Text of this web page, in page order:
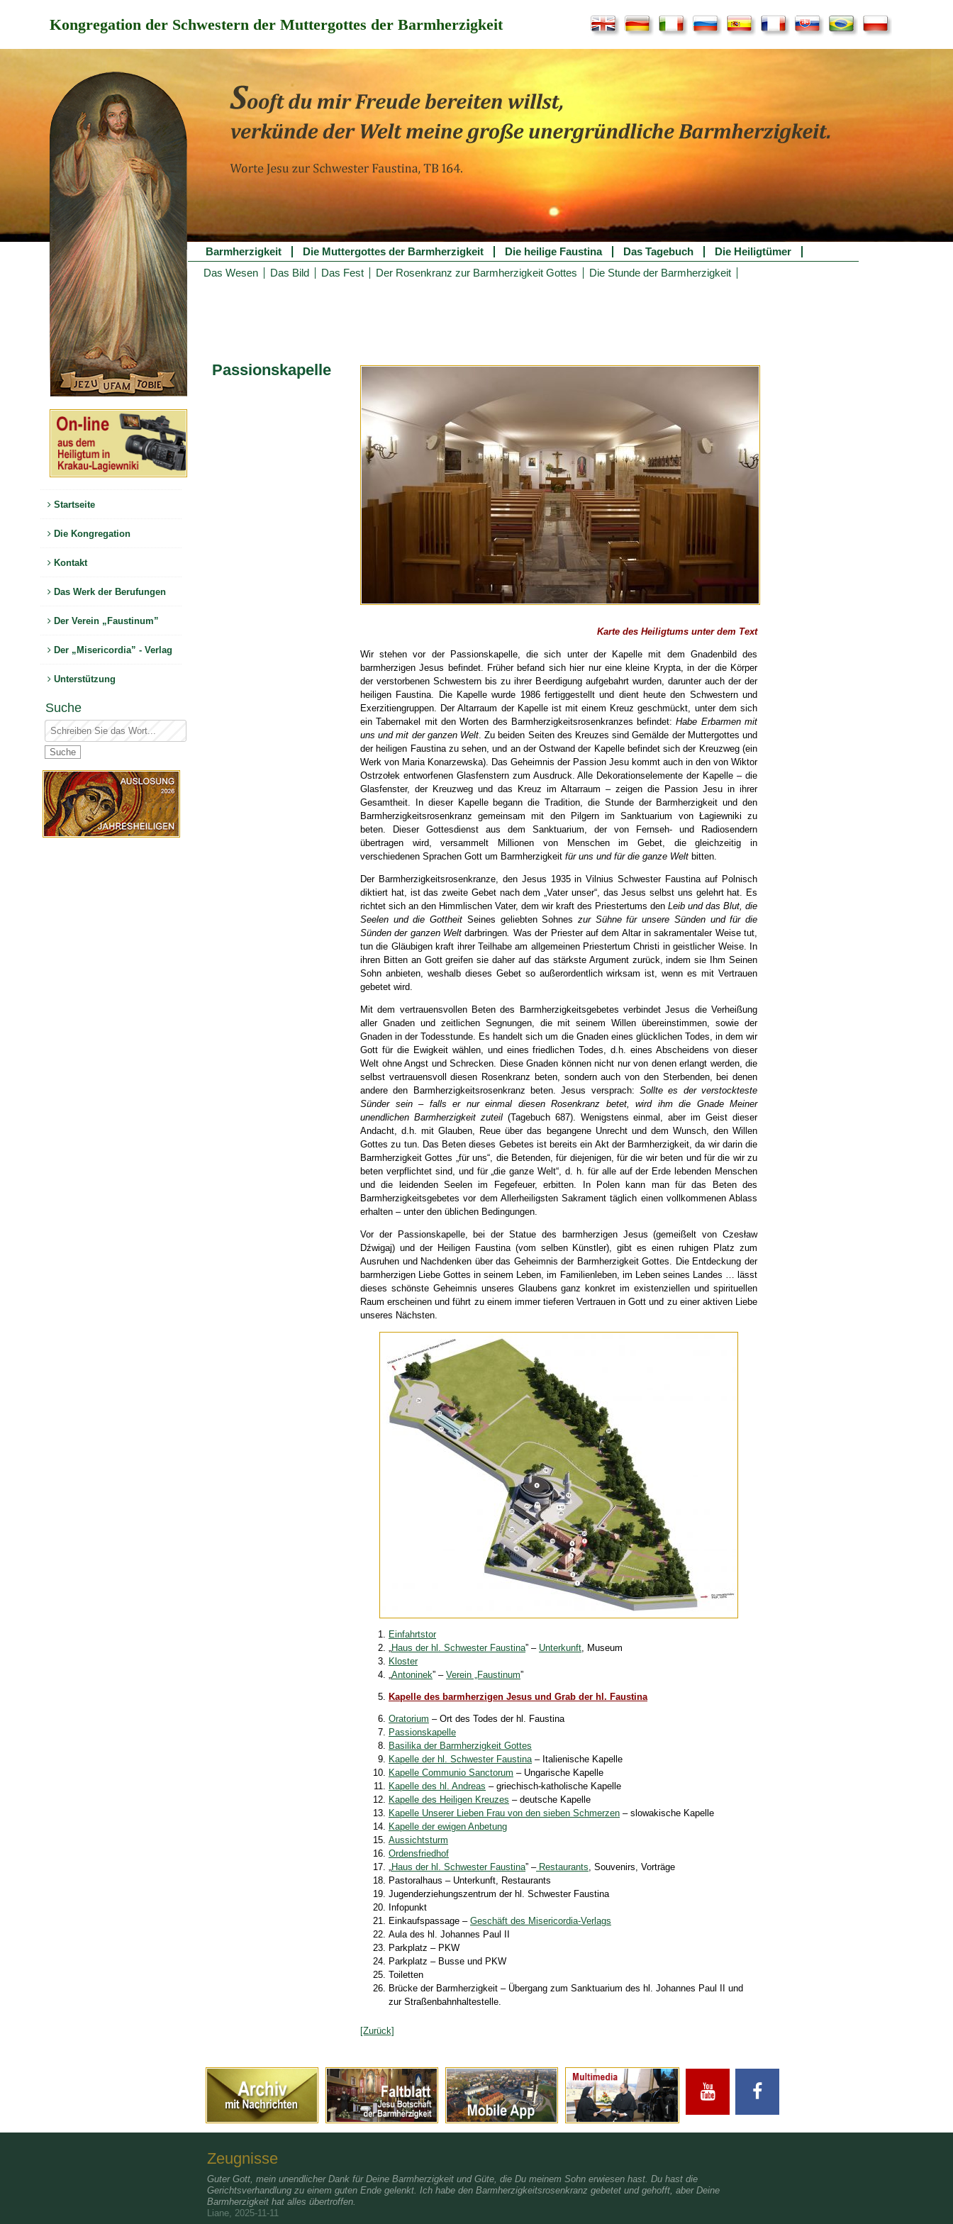
Kongregation der Schwestern der Muttergottes der Barmherzigkeit
Startseite
Die Kongregation
Kontakt
Das Werk der Berufungen
Der Verein „Faustinum”
Der „Misericordia” - Verlag
Unterstützung
Suche
Barmherzigkeit Die Muttergottes der Barmherzigkeit Die heilige Faustina Das Tagebuch
Die Heiligtümer
Das Wesen
Das Bild Das Fest Der Rosenkranz zur Barmherzigkeit Gottes Die Stunde der Barmherzigkeit
Passionskapelle
Karte des Heiligtums unter dem Text
Wir stehen vor der Passionskapelle, die sich unter der Kapelle mit dem Gnadenbild des
barmherzigen Jesus befindet. Früher befand sich hier nur eine kleine Krypta, in der die Körper
der verstorbenen Schwestern bis zu ihrer Beerdigung aufgebahrt wurden, darunter auch der der
heiligen Faustina. Die Kapelle wurde 1986 fertiggestellt und dient heute den Schwestern und
Exerzitiengruppen. Der Altarraum der Kapelle ist mit einem Kreuz geschmückt, unter dem sich
ein Tabernakel mit den Worten des Barmherzigkeitsrosenkranzes befindet:Habe Erbarmen mit
uns und mit der ganzen Welt. Zu beiden Seiten des Kreuzes sind Gemälde der Muttergottes und
der heiligen Faustina zu sehen, und an der Ostwand der Kapelle befindet sich der Kreuzweg (ein
Werk von Maria Konarzewska). Das Geheimnis der Passion Jesu kommt auch in den von Wiktor
Ostrzołek entworfenen Glasfenstern zum Ausdruck. Alle Dekorationselemente der Kapelle – die
Glasfenster, der Kreuzweg und das Kreuz im Altarraum – zeigen die Passion Jesu in ihrer
Gesamtheit. In dieser Kapelle begann die Tradition, die Stunde der Barmherzigkeit und den
Barmherzigkeitsrosenkranz gemeinsam mit den Pilgern im Sanktuarium von Łagiewniki zu
beten. Dieser Gottesdienst aus dem Sanktuarium, der von Fernseh- und Radiosendern
übertragen wird, versammelt Millionen von Menschen im Gebet, die gleichzeitig in
verschiedenen Sprachen Gott um Barmherzigkeit für uns und für die ganze Welt bitten.
Der Barmherzigkeitsrosenkranze, den Jesus 1935 in Vilnius Schwester Faustina auf Polnisch
diktiert hat, ist das zweite Gebet nach dem „Vater unser“, das Jesus selbst uns gelehrt hat. Es
richtet sich an den Himmlischen Vater, dem wir kraft des Priestertums den Leib und das Blut, die
Seelen und die Gottheit Seines geliebten Sohnes zur Sühne für unsere Sünden und für die
Sünden der ganzen Weltdarbringen. Was der Priester auf dem Altar in sakramentaler Weise tut,
tun die Gläubigen kraft ihrer Teilhabe am allgemeinen Priestertum Christi in geistlicher Weise. In
ihren Bitten an Gott greifen sie daher auf das stärkste Argument zurück, indem sie Ihm Seinen
Sohn anbieten, weshalb dieses Gebet so außerordentlich wirksam ist, wenn es mit Vertrauen
gebetet wird.
Mit dem vertrauensvollen Beten des Barmherzigkeitsgebetes verbindet Jesus die Verheißung
aller Gnaden und zeitlichen Segnungen, die mit seinem Willen übereinstimmen, sowie der
Gnaden in der Todesstunde. Es handelt sich um die Gnaden eines glücklichen Todes, in dem wir
Gott für die Ewigkeit wählen, und eines friedlichen Todes, d.h. eines Abscheidens von dieser
Welt ohne Angst und Schrecken. Diese Gnaden können nicht nur von denen erlangt werden, die
selbst vertrauensvoll diesen Rosenkranz beten, sondern auch von den Sterbenden, bei denen
andere den Barmherzigkeitsrosenkranz beten. Jesus versprach: Sollte es der verstockteste
Sünder sein – falls er nur einmal diesen Rosenkranz betet, wird ihm die Gnade Meiner
unendlichen Barmherzigkeit zuteil (Tagebuch 687). Wenigstens einmal, aber im Geist dieser
Andacht, d.h. mit Glauben, Reue über das begangene Unrecht und dem Wunsch, den Willen
Gottes zu tun. Das Beten dieses Gebetes ist bereits ein Akt der Barmherzigkeit, da wir darin die
Barmherzigkeit Gottes „für uns“, die Betenden, für diejenigen, für die wir beten und für die wir zu
beten verpflichtet sind, und für „die ganze Welt“, d. h. für alle auf der Erde lebenden Menschen
und die leidenden Seelen im Fegefeuer, erbitten. In Polen kann man für das Beten des
Barmherzigkeitsgebetes vor dem Allerheiligsten Sakrament täglich einen vollkommenen Ablass
erhalten – unter den üblichen Bedingungen.
Vor der Passionskapelle, bei der Statue des barmherzigen Jesus (gemeißelt von Czesław
Dźwigaj) und der Heiligen Faustina (vom selben Künstler), gibt es einen ruhigen Platz zum
Ausruhen und Nachdenken über das Geheimnis der Barmherzigkeit Gottes. Die Entdeckung der
barmherzigen Liebe Gottes in seinem Leben, im Familienleben, im Leben seines Landes … lässt
dieses schönste Geheimnis unseres Glaubens ganz konkret im existenziellen und spirituellen
Raum erscheinen und führt zu einem immer tieferen Vertrauen in Gott und zu einer aktiven Liebe
unseres Nächsten.
Einfahrtstor
Haus der hl. Schwester Faustina” – Unterkunft , Museum
Kloster
Antoninek” – Verein „Faustinum”
Kapelle des barmherzigen Jesus und Grab der hl. Faustina
Oratorium – Ort des Todes der hl. Faustina
Passionskapelle
Basilika der Barmherzigkeit Gottes
Kapelle der hl. Schwester Faustina – Italienische Kapelle
Kapelle Communio Sanctorum – Ungarische Kapelle
Kapelle des hl. Andreas – griechisch-katholische Kapelle
Kapelle des Heiligen Kreuzes – deutsche Kapelle
Kapelle Unserer Lieben Frau von den sieben Schmerzen – slowakische Kapelle
Kapelle der ewigen Anbetung
Aussichtsturm
Ordensfriedhof
Haus der hl. Schwester Faustina” –Restaurants , Souvenirs, Vorträge
Pastoralhaus – Unterkunft, Restaurants
Jugenderziehungszentrum der hl. Schwester Faustina
Infopunkt
Einkaufspassage – Geschäft des Misericordia-Verlags
Aula des hl. Johannes Paul II
Parkplatz – PKW
Parkplatz – Busse und PKW
Toiletten
Brücke der Barmherzigkeit – Übergang zum Sanktuarium des hl. Johannes Paul II und
zur Straßenbahnhaltestelle.
[Zurück]
Zeugnisse
Guter Gott, mein unendlicher Dank für Deine Barmherzigkeit und Güte, die Du meinem Sohn erwiesen hast. Du hast die
Gerichtsverhandlung zu einem guten Ende gelenkt. Ich habe den Barmherzigkeitsrosenkranz gebetet und gehofft, aber Deine
Barmherzigkeit hat alles übertroffen.
Liane, 2025-11-11